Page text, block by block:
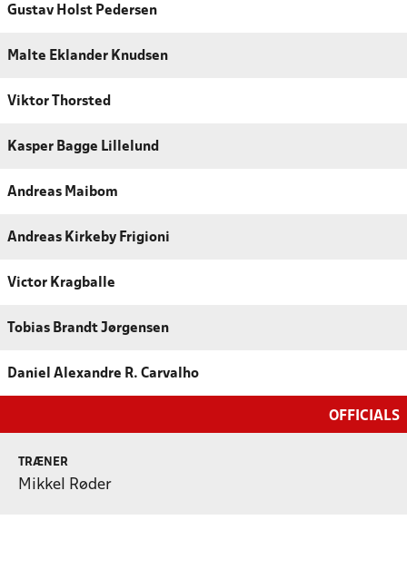
Gustav Holst Pedersen
Malte Eklander Knudsen
Viktor Thorsted
Kasper Bagge Lillelund
Andreas Maibom
Andreas Kirkeby Frigioni
Victor Kragballe
Tobias Brandt Jørgensen
Daniel Alexandre R. Carvalho
OFFICIALS
TRÆNER
Mikkel Røder